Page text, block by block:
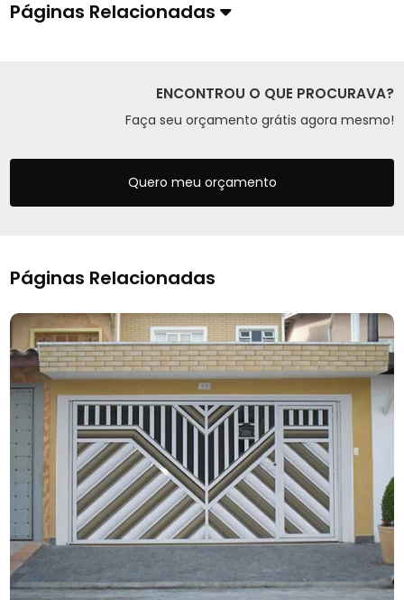
Páginas Relacionadas
ENCONTROU O QUE PROCURAVA?
Faça seu orçamento grátis agora mesmo!
Quero meu orçamento
Páginas Relacionadas